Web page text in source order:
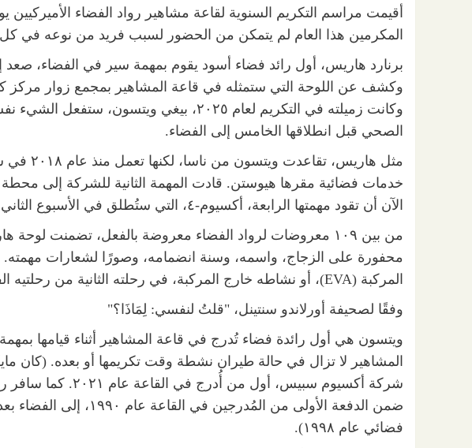
المكرمين هذا العام لم يتمكن من الحضور لسبب فريد من نوعه في كل
برنارد هاريس، أول رائد فضاء أسود يقوم بمهمة سير في الفضاء، صعد
وكشف عن اللوحة التي ستمثله في قاعة المشاهير بمجمع زوار مركز
وكانت زميلته في التكريم لعام ٢٠٢٥، بيغي
الصحي قبل انطلاقها الخامس إلى الفضاء.
مثل
الآن أن تقود مهمتها الرابعة، أكسيوم-٤، التي ستُطلق في الأسبوع الثاني من هذا الشهر.
من بين ١٠٩ معروضات لرواد الفضاء معروضة بالفعل، تضمنت
محفورة على الزجاج، واسمه، وسنة انضمامه، وصورًا لشعارات
المركبة (EVA)، أو نشاطه خارج المركبة، في رحلته الثانية من رحلتيه الفضائيتين عام ١٩٩٥.
وفقًا لصحيفة أورلاندو سنتينل، "قلتُ لنفسي: لِمَاذَا؟"
ويتسون هي أول رائدة فضاء تُدرج في قاعة المشاهير أثناء قيامها
المشاهير لا تزال في حالة طيران نشطة وقت تكريمها أو بعده. (كان
شركة أكسيوم سبيس، أول
ضمن الدفعة الأولى من
فضائي عام ١٩٩٨).